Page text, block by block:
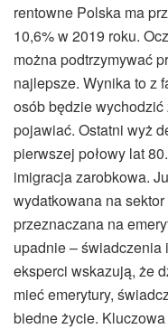
rentowne Polska ma
10,6% w 2019 roku.
można podtrzymywać
najlepsze. Wynika to z
osób będzie
pojawiać. Ostatni wyż
pierwszej połowy lat
imigracja zarobkowa.
wydatkowana na
przeznaczana na
upadnie – świadczenia
eksperci wskazują, że
mieć emerytury,
biedne życie.